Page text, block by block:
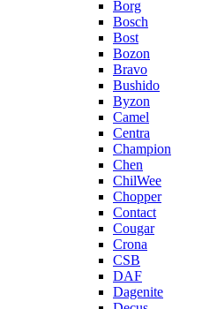
Borg
Bosch
Bost
Bozon
Bravo
Bushido
Byzon
Camel
Centra
Champion
Chen
ChilWee
Chopper
Contact
Cougar
Crona
CSB
DAF
Dagenite